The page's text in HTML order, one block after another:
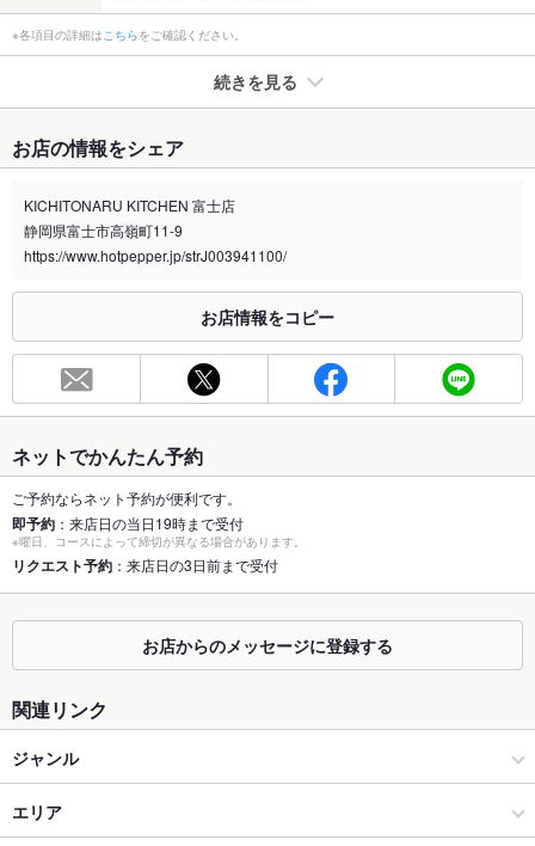
※各項目の詳細は こちらをご確認ください。
続きを見る
禁煙・喫煙
全席禁煙
喫煙専用室 なし
合わせください。
お席
容人数
個室 なし
座敷 なし
掘りごたつ なし
あり ：カウンター7席
貸切 貸切可 ：40名～応相談
設備
お店の情報をシェア
KICHITONARU KITCHEN 富士店
静岡県富士市高嶺町11-9
https://www.hotpepper.jp/strJ003941100/
お店情報をコピー
ネットでかんたん予約
ご予約ならネット予約が便利です。
即予約 ：来店日の当日19時まで受付
※曜日、コースによって締切が異なる場合があります。
リクエスト予約 ：来店日の3日前まで受付
お店からのメッセージに登録する
関連リンク
ジャンル
イタリアン・フレンチ
エリア